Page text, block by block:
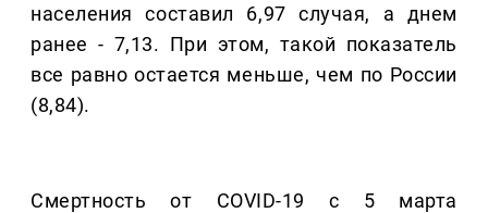
населения составил 6,97 случая, а днем
ранее - 7,13. При этом, такой показатель
все равно остается меньше, чем по России
(8,84).
Смертность от COVID-19 с 5 марта